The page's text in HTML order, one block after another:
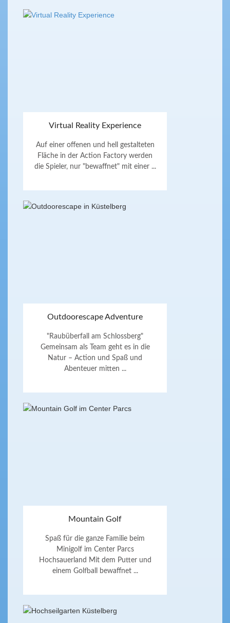
Virtual Reality Experience
Auf einer offenen und hell gestalteten
Fläche in der Action Factory werden
die Spieler, nur "bewaffnet" mit einer ...
Outdoorescape Adventure
"Raubüberfall am Schlossberg"
Gemeinsam als Team geht es in die
Natur – Action und Spaß und
Abenteuer mitten ...
Mountain Golf
Spaß für die ganze Familie beim
Minigolf im Center Parcs
Hochsauerland Mit dem Putter und
einem Golfball bewaffnet ...